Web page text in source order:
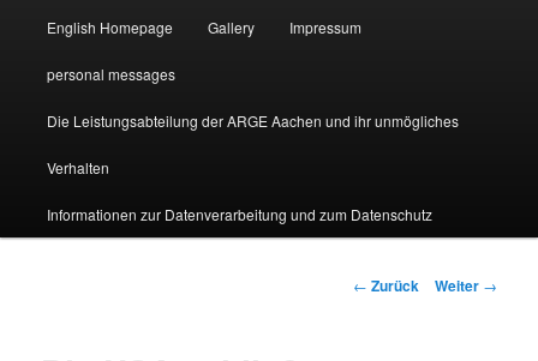
English Homepage Gallery Impressum
personal messages
Die Leistungsabteilung der ARGE Aachen und ihr unmögliches
Verhalten
Informationen zur Datenverarbeitung und zum Datenschutz
Beitragsnavigation
← Zurück Weiter →